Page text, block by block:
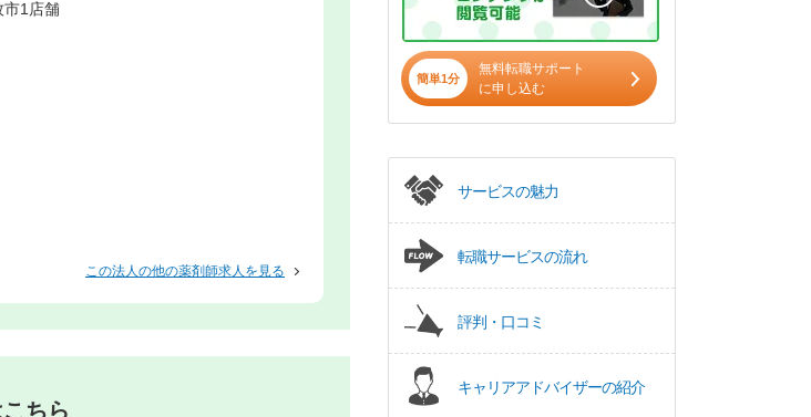
市1店舗
この法人の他の薬剤師求人を見る
ちら
簡単1分
無料転職サポート
に申し込む
サービスの魅力
転職サービスの流れ
評判・口コミ
キャリアアドバイザーの紹介